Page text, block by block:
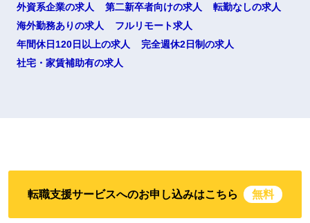
外資系企業の求人
第二新卒者向けの求人
転勤なしの求人
海外勤務ありの求人
フルリモート求人
年間休日120日以上の求人
完全週休2日制の求人
社宅・家賃補助有の求人
転職支援サービスへのお申し込みはこちら 無料